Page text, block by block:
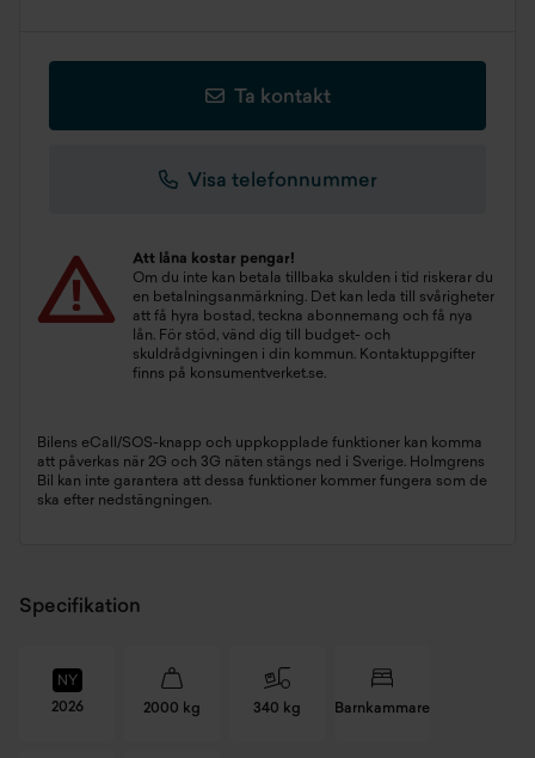
Ta kontakt
Visa telefonnummer
Att låna kostar pengar!
Om du inte kan betala tillbaka skulden i tid riskerar du
en betalningsanmärkning. Det kan leda till svårigheter
att få hyra bostad, teckna abonnemang och få nya
lån. För stöd, vänd dig till budget- och
skuldrådgivningen i din kommun. Kontaktuppgifter
finns på konsumentverket.se.
Bilens eCall/SOS-knapp och uppkopplade funktioner kan komma
att påverkas när 2G och 3G näten stängs ned i Sverige. Holmgrens
Bil kan inte garantera att dessa funktioner kommer fungera som de
ska efter nedstängningen.
Specifikation
NY
2026
2000 kg 340 kg Barnkammare